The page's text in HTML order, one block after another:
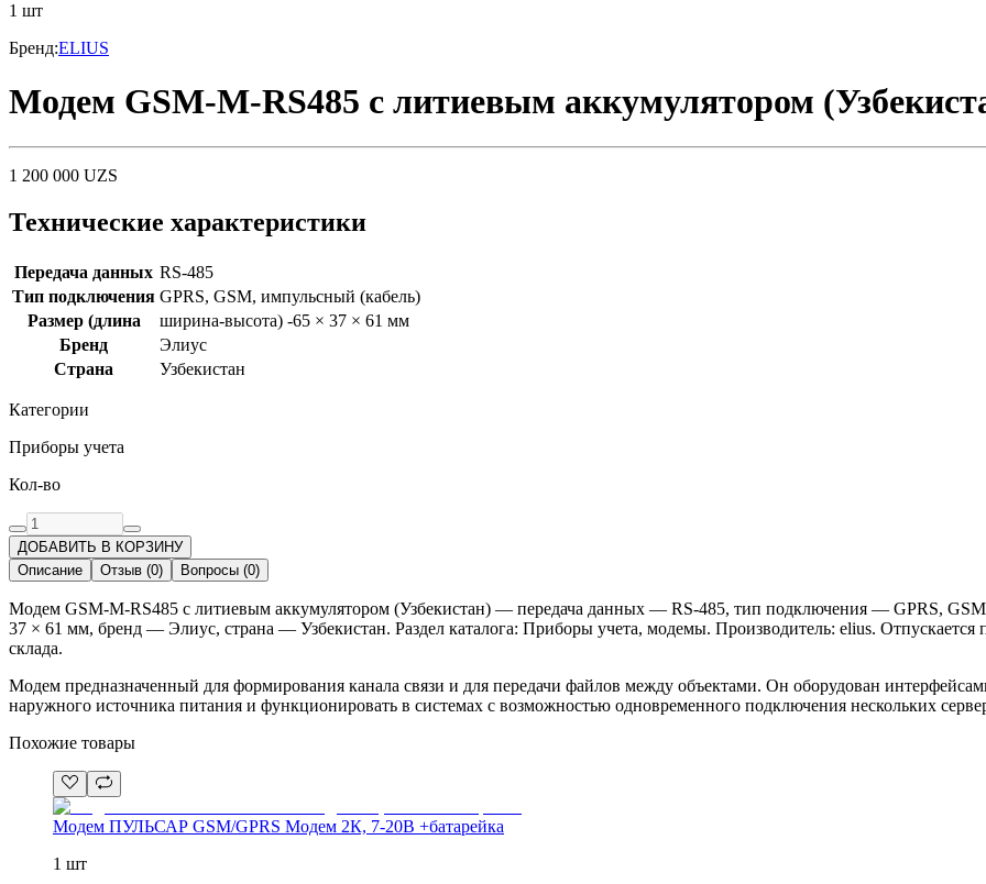
1 шт
Бренд:ELIUS
Модем GSM-M-RS485 с литиевым аккумулятором
1 200 000 UZS
Технические характеристики
Передача данных RS-485
Тип подключения GPRS, GSM, импульсный (кабель)
Размер (длина
ширина-высота) -65 × 37 × 61 мм
Бренд
Элиус
Страна
Узбекистан
Категории
Приборы учета
Кол-во
ДОБАВИТЬ В КОРЗИНУ
Описание
Отзыв (0) Вопросы (0)
Модем GSM-M-RS485 с литиевым аккумулятором (Узбекистан) — передача данных — RS-485, тип подключения — GPRS,
37 × 61 мм, бренд — Элиус, страна — Узбекистан. Раздел каталога: Приборы учета, модемы. Производитель: elius.
склада.
Модем предназначенный для формирования канала связи и для передачи файлов между объектами. Он оборудован
наружного источника питания и функционировать в системах с возможностью одновременного подключения нескольких
Похожие товары
Модем ПУЛЬСАР GSM/GPRS Модем 2К, 7-20В +батарейка
1 шт